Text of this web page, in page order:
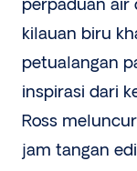
perpaduan air
kilauan biru
petualangan
inspirasi dari
Ross
jam tangan